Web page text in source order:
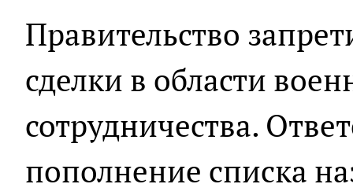
Правительство
сделки в области
сотрудничества.
пополнение списка